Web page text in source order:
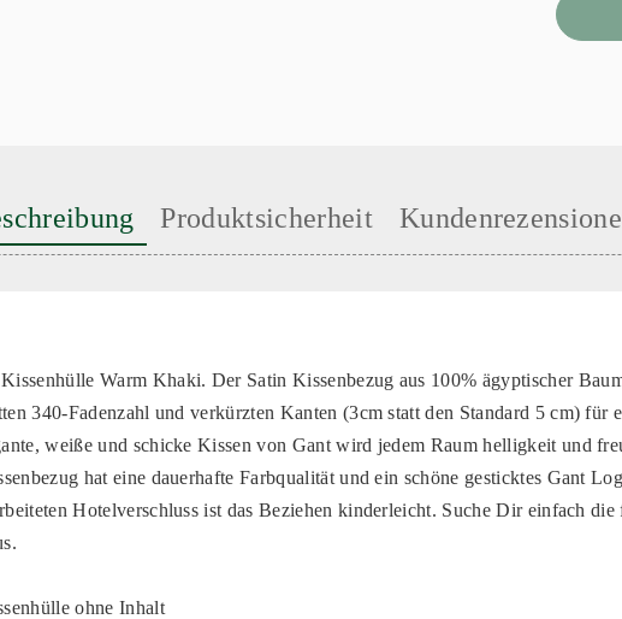
Produktsicherheit
Warm Khaki. Der Satin Kissenbezug aus 100% ägyptischer
340-Fadenzahl und verkürzten Kanten (3cm statt den Standard 5 cm) für
weiße und schicke Kissen von Gant wird jedem Raum helligkeit und
hat eine dauerhafte Farbqualität und ein schöne gesticktes Gant
Hotelverschluss ist das Beziehen kinderleicht. Suche Dir einfach die
ohne Inhalt